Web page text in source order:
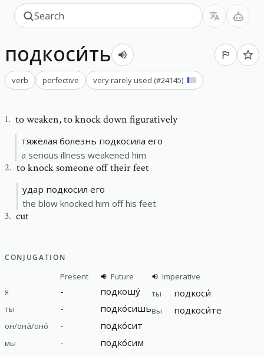
подкоси́ть
verb perfective very rarely used (#24145)
1. to weaken,to knock down figuratively
тяжёлая болезнь подкосила его
a serious illness weakened him
2. to knock someone off their feet
удар подкосил его
the blow knocked him off his feet
3. cut
CONJUGATION
Present
Future
я
- подкошу́
ты - подко́сишь
он/она́/оно́ - подко́сит
мы - подко́сим
Imperative
ты
подкоси́
вы подкоси́те